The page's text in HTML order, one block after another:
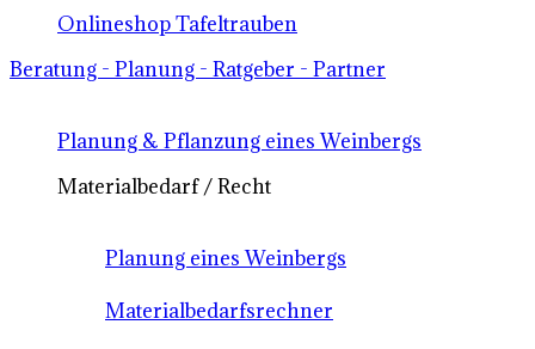
Onlineshop Tafeltrauben
Beratung - Planung - Ratgeber - Partner
Planung & Pflanzung eines Weinbergs
Materialbedarf / Recht
Planung eines Weinbergs
Materialbedarfsrechner